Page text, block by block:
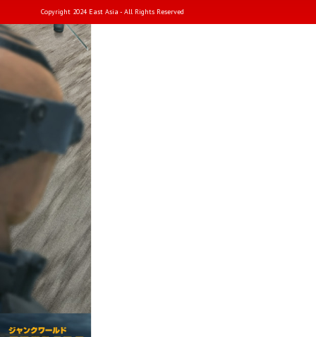
Copyright 2024 East Asia - All Rights Reserved